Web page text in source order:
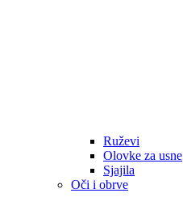
Ruževi
Olovke za usne
Sjajila
Oči i obrve